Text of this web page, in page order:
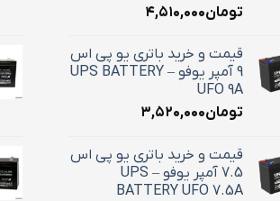
تومان۴,۵۱۰,۰۰۰
قیمت و خرید باتری یو پی اس
9 آمپر یوفو – UPS BATTERY
UFO 9A
تومان۳,۵۲۰,۰۰۰
قیمت و خرید باتری یو پی اس
7.5 آمپر یوفو – UPS
BATTERY UFO 7.5A